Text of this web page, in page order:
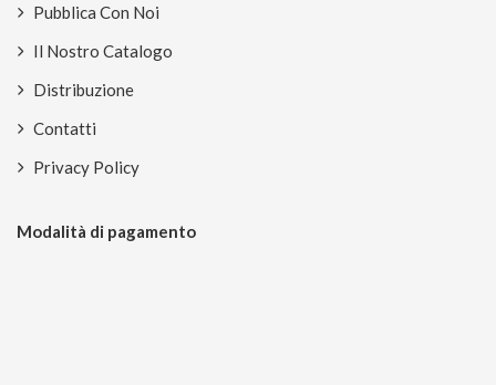
Pubblica Con Noi
Il Nostro Catalogo
Distribuzione
Contatti
Privacy Policy
Modalità di pagamento